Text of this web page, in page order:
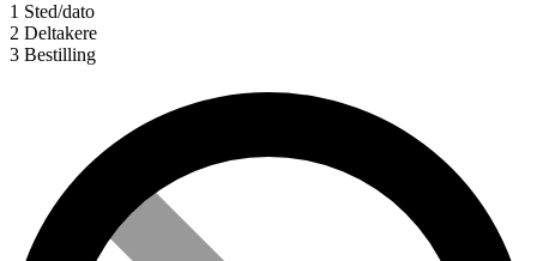
1 Sted/dato
2 Deltakere
3 Bestilling